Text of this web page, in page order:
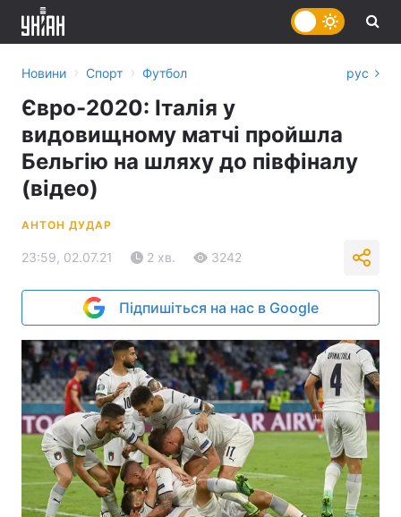
Новини › Спорт › Футбол рус
Євро-2020: Італія у
видовищному матчі пройшла
Бельгію на шляху до півфіналу
(відео)
АНТОН ДУДАР
23:59, 02.07.21 2 хв. 3242
Підпишіться на нас в Google